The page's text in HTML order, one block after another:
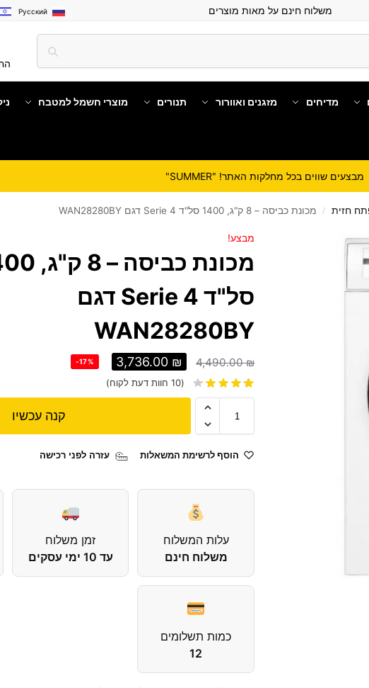
משלוח חינם על מאות מוצרים Русский
מדיחים מזגנים ואוורור תנורים מוצרי חשמל למטבח
מבצעים שווים בכל מחלקות האתר! "SUMMER"
חזית / מכונת כביסה – 8 ק"ג, 1400 סל"ד Serie 4 דגם WAN28280BY
מבצע!
מכונת כביסה
סל"ד Serie 4 דגם
WAN28280BY
4,490.00₪
3,736.00 ₪
-17%
(
10 חוות דעת לקוח)
קנה עכשיו
הוסף לרשימת המשאלות עזרה לפני רכישה
עלות המשלוח
משלוח חינם
זמן משלוח
עד 10 ימי עסקים
כמות תשלומים
12